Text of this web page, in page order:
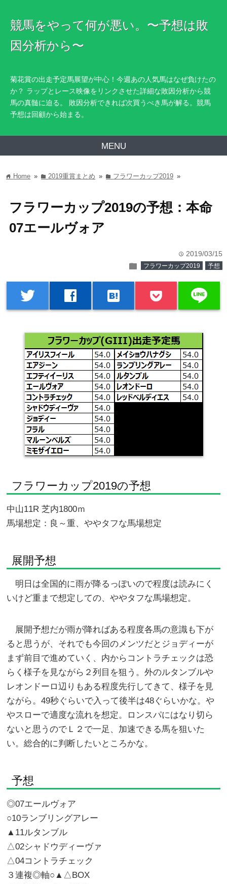
競馬をやって何が悪い。〜予想は敗
因分析から〜
菊花賞の出走予定馬展望が中心！今週あの人気馬はなぜ負けたの
か？ ラップとレース映像をリンクさせた詳細な敗因分析から競
馬の真髄に迫る。 敗因分析できれば次買うべき馬が解る。競馬
予想は回顧から始まる。
MENU
home Home » folder2019重賞まとめ » folder フラワーカップ2019 »
フラワーカップ2019の予想：本命
07エールヴォア
time 2019/03/15
folder フラワーカップ2019 予想
twitter facebook hatenabookmark line
フラワーカップ2019の予想
中山11R 芝内1800ｍ
馬場想定：良～重、ややタフな馬場想定
展開予想
明日は全国的に雨が降るっぽいので程度は読みにく
いけど重まで想定しての、ややタフな馬場想定。
展開予想だが雨が降ればある程度各馬の意識も下が
ると思うが、それでも今回のメンツだとジョディーが
まず前目で進めていく、内からコントラチェックは恐
らく様子を見ながら２列目を狙う。外のルタンブルや
レオンドーロ辺りもある程度先行してきて、様子を見
ながら。49秒ぐらいで入って後半は48ぐらいかな。や
やスローで適度な流れを想定。ロンスパにはなり切ら
ないと思うのでＬ２で一足、加速できる馬を狙いた
い。総合的に判断したいところかな。
予想
◎07エールヴォア
○10ランブリングアレー
▲11ルタンブル
△02シャドウディーヴァ
△04コントラチェック
３連複◎軸○▲△BOX